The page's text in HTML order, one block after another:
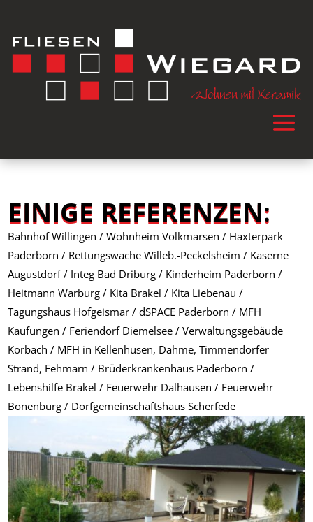
EINIGE REFERENZEN:
Bahnhof Willingen / Wohnheim Volkmarsen / Haxterpark
Paderborn / Rettungswache Willeb.-Peckelsheim / Kaserne
Augustdorf / Integ Bad Driburg / Kinderheim Paderborn /
Heitmann Warburg / Kita Brakel / Kita Liebenau /
Tagungshaus Hofgeismar / dSPACE Paderborn / MFH
Kaufungen / Feriendorf Diemelsee / Verwaltungsgebäude
Korbach / MFH in Kellenhusen, Dahme, Timmendorfer
Strand, Fehmarn / Brüderkrankenhaus Paderborn /
Lebenshilfe Brakel / Feuerwehr Dalhausen / Feuerwehr
Bonenburg / Dorfgemeinschaftshaus Scherfede